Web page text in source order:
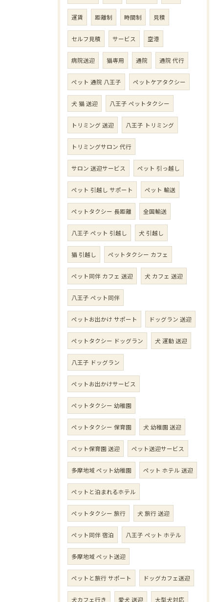
運賃 距離制 時間制 見積
セルフ見積 サービス 空港
病院送迎 猫専用 通院 通院 代行
ペット 通院 八王子 ペットケアタクシー
犬 猫 送迎 八王子 ペットタクシー
トリミング 送迎 八王子 トリミング
トリミングサロン 代行
サロン 送迎サービス ペット 引っ越し
ペット 引越し サポート ペット 輸送
ペットタクシー 長距離 全国輸送
八王子 ペット 引越し 犬 引越し
猫 引越し ペットタクシー カフェ
ペット同伴 カフェ 送迎 犬 カフェ 送迎
八王子 ペット同伴
ペットお出かけ サポート ドッグラン 送迎
ペットタクシー ドッグラン 犬 運動 送迎
八王子 ドッグラン
ペットお出かけサービス
ペットタクシー 幼稚園
ペットタクシー 保育園 犬 幼稚園 送迎
ペット保育園 送迎 ペット送迎サービス
多摩地域 ペット幼稚園 ペット ホテル 送迎
ペットと泊まれるホテル
ペットタクシー 旅行 犬 旅行 送迎
ペット同伴 宿泊 八王子 ペット ホテル
多摩地域 ペット送迎
ペットと旅行 サポート ドッグカフェ送迎
犬カフェ行き 愛犬 送迎 大型犬対応